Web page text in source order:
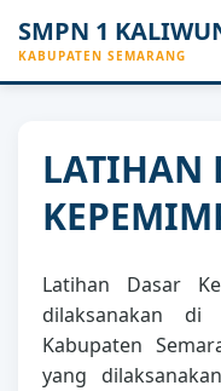
SMPN 1
KABUPATEN SEMARANG
LATIHAN
Latihan Dasar
dilaksanakan
Kabupaten
yang